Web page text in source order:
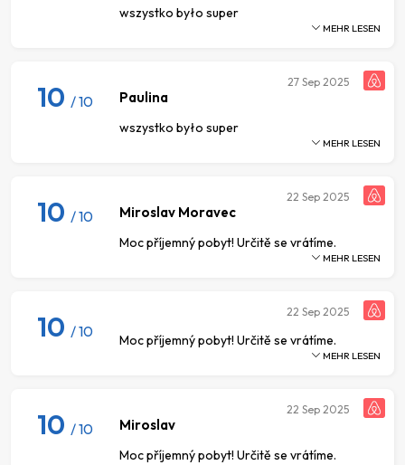
wszystko było super
MEHR LESEN
10 / 10 Paulina
wszystko było super
27 Sep 2025
MEHR LESEN
10 / 10 Miroslav Moravec
Moc příjemný pobyt! Určitě se vrátíme.
22 Sep 2025
MEHR LESEN
10 / 10 Moc příjemný pobyt! Určitě se vrátíme.
22 Sep 2025
MEHR LESEN
10 / 10 Miroslav
Moc příjemný pobyt! Určitě se vrátíme.
22 Sep 2025